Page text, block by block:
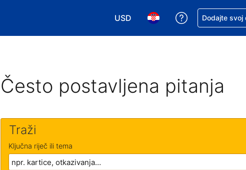
USD
Odaberite valutu. Vaša je
Odaberite svoj jezik.
Zatražite
Dodajte svoj
Često postavljena pitanja
Traži
Ključna riječ ili tema